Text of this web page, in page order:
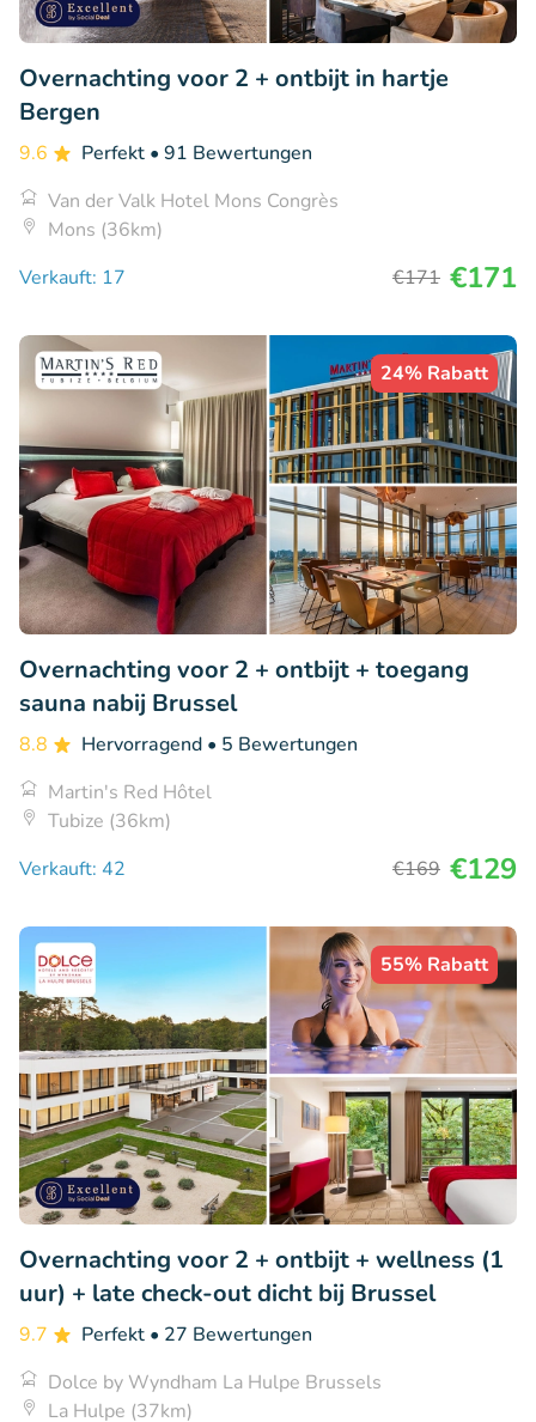
Overnachting voor 2 + ontbijt in hartje
Bergen
9.6 Perfekt • 91 Bewertungen
Van der Valk Hotel Mons Congrès
Mons (36km)
Verkauft: 17
€171 €171
24% Rabatt
Overnachting voor 2 + ontbijt + toegang
sauna nabij Brussel
8.8 Hervorragend • 5 Bewertungen
Martin's Red Hôtel
Tubize (36km)
Verkauft: 42
€169 €129
55% Rabatt
Overnachting voor 2 + ontbijt + wellness (1
uur) + late check-out dicht bij Brussel
9.7 Perfekt • 27 Bewertungen
Dolce by Wyndham La Hulpe Brussels
La Hulpe (37km)